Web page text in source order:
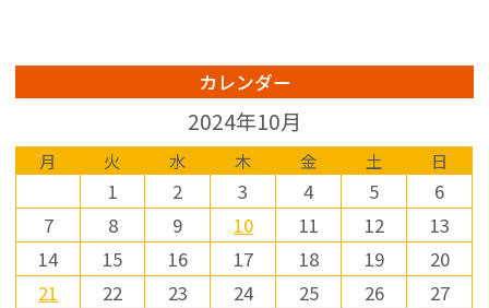
通勤手当支給（上限20,000
【勤務時間】
8:30～18:00の間でシフト制
4時間勤務または8時間勤務と
なります。
※土曜日に勤務できる方を歓
迎しております。
- 出血やかゆみを伴う場合、
成人後の新しいほくろは皮膚
科での観察が検討材料となる
- 受診時はダーモスコピー検
査が行われ、保険診療の目安
や記録の準備が診察に役立つ
...続きはこちら↓
科へ
カレンダー
2024年10月
月 火 水 木 金 土 日
1 2 3 4 5
6
7
8 9 10 11 12
13
14
15 16 17 18 19
20
21
22 23 24 25 26
27